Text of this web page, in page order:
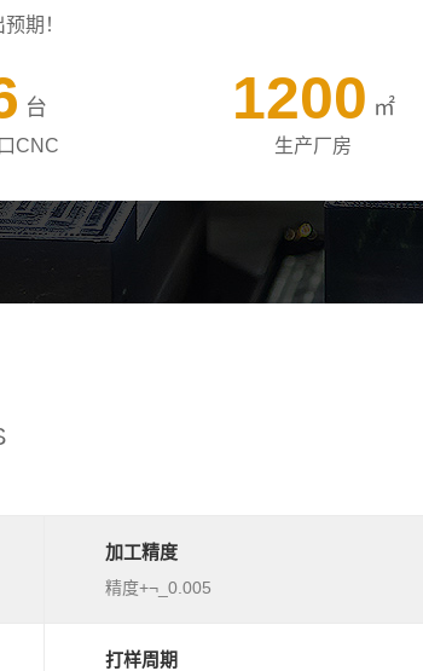
期！
台
CNC
1200 ㎡
生产厂房
加工精度
精度+¬_0.005
打样周期